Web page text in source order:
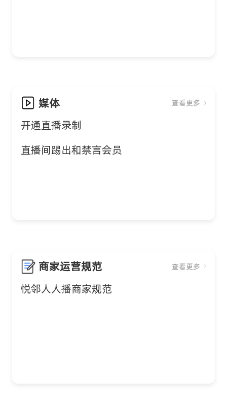
媒体 查看更多
开通直播录制
直播间踢出和禁言会员
商家运营规范 查看更多
悦邻人人播商家规范